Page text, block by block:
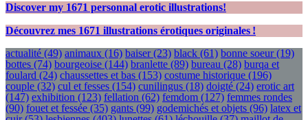
Discover my 1671 personnal erotic illustrations!
Découvrez mes 1671 illustrations érotiques originales !
actualité (49) animaux (16) baiser(23) black (61) bonne soeur(19)
bottes (74) bourgeoise (144) branlette (89) bureau (28) burqa et
foulard (24) chaussettes et bas (153) costume historique (196)
couple (32) cul et fesses (154) cunilingus (18) doigté (24) erotic art
(147) exhibition (123) fellation (62) femdom (127) femmes rondes
(90) fouet et fessée (35) gants (99) godemichés et objets (96) latex et